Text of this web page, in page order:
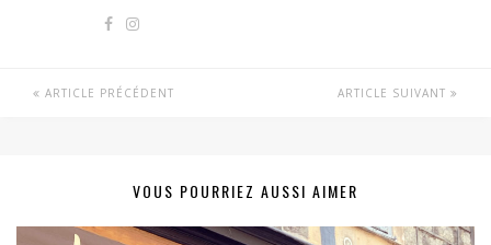
ARTICLE PRÉCÉDENT ARTICLE SUIVANT
VOUS POURRIEZ AUSSI AIMER